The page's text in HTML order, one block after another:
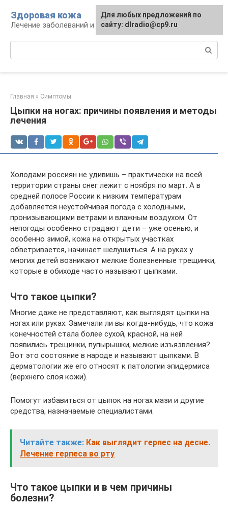
контенту
Здоровая кожа
Лечение заболеваний и уход за кожей
Главная » Симптомы
Цыпки на ногах: причины появления и методы
лечения
Холодами россиян не удивишь – практически на всей
территории страны снег лежит с ноября по март. А в
средней полосе России к низким температурам
добавляется неустойчивая погода с холодными,
пронизывающими ветрами и влажным воздухом. От
непогоды особенно страдают дети – уже осенью, и
особенно зимой, кожа на открытых участках
обветривается, начинает шелушиться. А на руках у
многих детей возникают мелкие болезненные трещинки,
которые в обиходе часто называют цыпками.
Что такое цыпки?
Многие даже не представляют, как выглядят цыпки на
ногах или руках. Замечали ли вы когда-нибудь, что кожа
конечностей стала более сухой, красной, на ней
появились трещинки, пупырышки, мелкие изъязвления?
Вот это состояние в народе и называют цыпками. В
дерматологии же его относят к патологии эпидермиса
(верхнего слоя кожи).
Помогут избавиться от цыпок на ногах мази и другие
средства, назначаемые специалистами.
Читайте также: Как выглядит герпес на десне.
Лечение герпеса во рту
Что такое цыпки и в чем причины
болезни?
Для любых предложений по
сайту: dlradio@cp9.ru